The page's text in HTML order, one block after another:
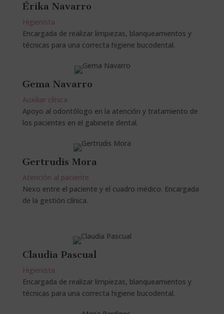
Érika Navarro
Higienista
Encargada de realizar limpiezas, blanqueamientos y
técnicas para una correcta higiene bucodental.
Gema Navarro
Auxiliar clínica
Apoyo al odontólogo en la atención y tratamiento de
los pacientes en el gabinete dental.
Gertrudis Mora
Atención al paciente
Nexo entre el paciente y el cuadro médico. Encargada
de la gestión clínica.
Claudia Pascual
Higienista
Encargada de realizar limpiezas, blanqueamientos y
técnicas para una correcta higiene bucodental.